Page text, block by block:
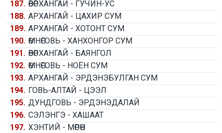
187. ӨВӨРХАНГАЙ - ГУЧИН-УС
188. АРХАНГАЙ - ЦАХИР СУМ
189. АРХАНГАЙ - ХОТОНТ СУМ
190. ӨМНӨГОВЬ - ХАНХОНГОР СУМ
191. ӨВӨРХАНГАЙ - БАЯНГОЛ
192. ӨМНӨГОВЬ - НОЁН СУМ
193. АРХАНГАЙ - ЭРДЭНЭБУЛГАН СУМ
194. ГОВЬ-АЛТАЙ - ЦЭЭЛ
195. ДУНДГОВЬ - ЭРДЭНЭДАЛАЙ
196. СЭЛЭНГЭ - ХАШААТ
197. ХЭНТИЙ - МӨРӨН